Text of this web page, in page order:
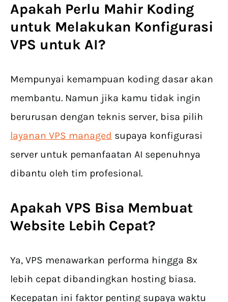
Apakah Perlu Mahir Koding
untuk Melakukan Konfigurasi
VPS untuk AI?
Mempunyai kemampuan koding dasar akan
membantu. Namun jika kamu tidak ingin
berurusan dengan teknis server, bisa pilih
layanan VPS managed supaya konfigurasi
server untuk pemanfaatan AI sepenuhnya
dibantu oleh tim profesional.
Apakah VPS Bisa Membuat
Website Lebih Cepat?
Ya, VPS menawarkan performa hingga 8x
lebih cepat dibandingkan hosting biasa.
Kecepatan ini faktor penting supaya waktu